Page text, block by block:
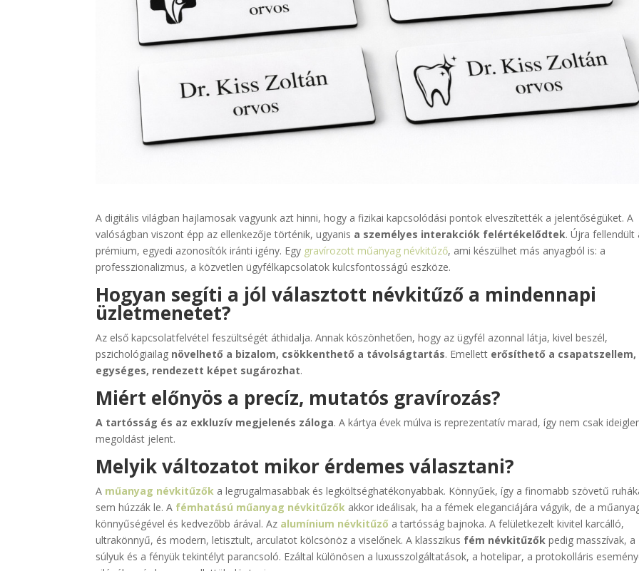
A digitális világban hajlamosak vagyunk azt hinni, hogy a fizikai kapcsolódási pontok elveszítették a jelentőségüket. A
valóságban viszont épp az ellenkezője történik, ugyanis a személyes interakciók felértékelődtek. Újra fellendült
prémium, egyedi azonosítók iránti igény. Egy gravírozott műanyag névkitűző, ami készülhet más anyagból is: a
professzionalizmus, a közvetlen ügyfélkapcsolatok kulcsfontosságú eszköze.
Hogyan segíti a jól választott névkitűző a mindennapi
üzletmenetet?
Az első kapcsolatfelvétel feszültségét áthidalja. Annak köszönhetően, hogy az ügyfél azonnal látja, kivel beszél,
pszichológiailag növelhető a bizalom, csökkenthető a távolságtartás. Emellett erősíthető a csapatszellem,
egységes, rendezett képet sugározhat.
Miért előnyös a precíz, mutatós gravírozás?
A tartósság és az exkluzív megjelenés záloga. A kártya évek múlva is reprezentatív marad, így nem csak
megoldást jelent.
Melyik változatot mikor érdemes választani?
A műanyag névkitűzők a legrugalmasabbak és legköltséghatékonyabbak. Könnyűek, így a finomabb szövetű
sem húzzák le. A fémhatású műanyag névkitűzők akkor ideálisak, ha a fémek eleganciájára vágyik, de a
könnyűségével és kedvezőbb árával. Az alumínium névkitűző a tartósság bajnoka. A felületkezelt kivitel karcálló,
ultrakönnyű, és modern, letisztult, arculatot kölcsönöz a viselőnek. A klasszikus fém névkitűzők pedig masszívak, a
súlyuk és a fényük tekintélyt parancsoló. Ezáltal különösen a luxusszolgáltatások, a hotelipar, a protokolláris